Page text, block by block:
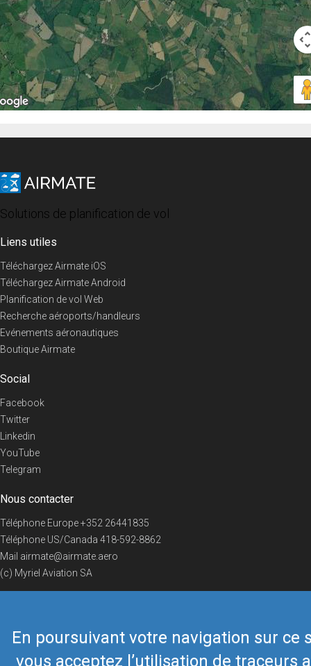
En poursuivant votre navigation sur ce
vous acceptez l’utilisation de traceurs
Solutions de planification de vol
Liens utiles
Téléchargez Airmate iOS
Téléchargez Airmate Android
Planification de vol Web
Recherche aéroports/handleurs
Evénements aéronautiques
Boutique Airmate
Social
Facebook
Twitter
Linkedin
YouTube
Telegram
Nous contacter
Téléphone Europe+352 26441835
Téléphone US/Canada 418-592-8862
Mail airmate@airmate.aero
(c) Myriel Aviation SA
© 2019 Airmate - Conditions d'utilisation -Vie privée Back to top